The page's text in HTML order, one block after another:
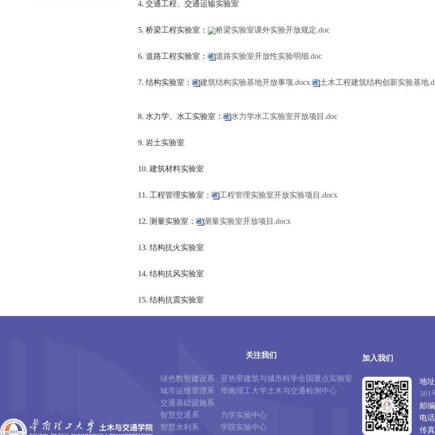
4. 交通工程、交通运输实验室
5. 桥梁工程实验室： 桥梁实验室课外实验开放规定.doc
6. 道路工程实验室： 道路实验室开放性实验明细.doc
7. 结构实验室： 建筑结构实验基地开放事项.docx 土木工程建筑结构创新实验基地
8. 水力学、水工实验室： 水力学水工实验室开放项目.doc
9. 岩土实验室
10. 建筑材料实验室
11. 工程管理实验室： 工程管理实验室开放实验项目.docx
12. 测量实验室： 测量实验室开放项目.docx
13. 结构抗火实验室
14. 结构抗风实验室
15. 结构抗震实验室
关注我们
绿色数智建设系
城市运维管理系
交通基础设施系
智慧交通系
智慧水利系
亚热带建筑与城市科学全国重点实验室
华南理工大学土木与交通检测中心
力学实验中心
学院实验中心
加入我们
地
381
邮
电
传